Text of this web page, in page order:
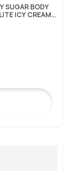
SUGAR BODY
ICY CREAM